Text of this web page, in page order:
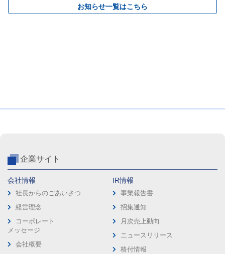
お知らせ一覧はこちら
企業サイト
会社情報
社長からのごあいさつ
経営理念
コーポレート
メッセージ
会社概要
IR情報
事業報告書
招集通知
月次売上動向
ニュースリリース
格付情報